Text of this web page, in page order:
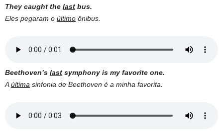
They caught the last bus.
Eles pegaram o último ônibus.
Beethoven’s last symphony is my favorite one.
Aúltima sinfonia de Beethoven é a minha favorita.